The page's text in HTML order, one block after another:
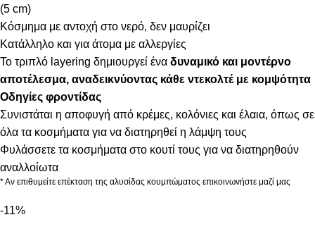
(5 cm)
Κόσμημα με αντοχή στο νερό, δεν μαυρίζει
Κατάλληλο και για άτομα με αλλεργίες
Το τριπλό layering δημιουργεί ένα δυναμικό και μοντέρνο
αποτέλεσμα, αναδεικνύοντας κάθε ντεκολτέ με κομψότητα
Οδηγίες φροντίδας
Συνιστάται η αποφυγή από κρέμες, κολόνιες και έλαια, όπως σε
όλα τα κοσμήματα για να διατηρηθεί η λάμψη τους
Φυλάσσετε τα κοσμήματα στο κουτί τους για να διατηρηθούν
αναλλοίωτα
* Αν επιθυμείτε επέκταση της αλυσίδας κουμπώματος επικοινωνήστε μαζί μας
-11%